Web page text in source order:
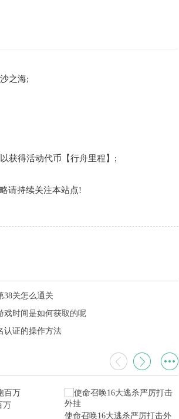
之海;
获得活动代币【行舟里程】;
请持续关注本站点!
38关怎么通关
戏时间是如何获取的呢
认证的操作方法
万
使命召唤16大逃杀严厉打击外